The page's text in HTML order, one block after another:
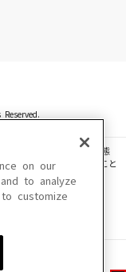
画・音声等を、手段や形態
載、ファイル化などすること
合があります。
あります。
on our
to analyze
customize